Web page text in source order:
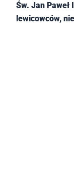
Św. Jan
lewicowców,